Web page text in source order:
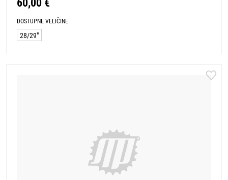
60,00 €
DOSTUPNE VELIČINE
28/29"